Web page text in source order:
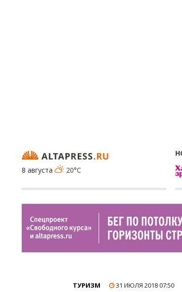
8 августа
20°C
ТУРИЗМ 31 ИЮЛЯ 201807:50